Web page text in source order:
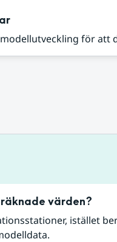
för att
värden?
istället